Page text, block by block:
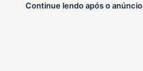
Continue lendo após o anúncio